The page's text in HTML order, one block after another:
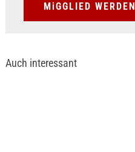
MiGGLIED WERDEN
Auch interessant